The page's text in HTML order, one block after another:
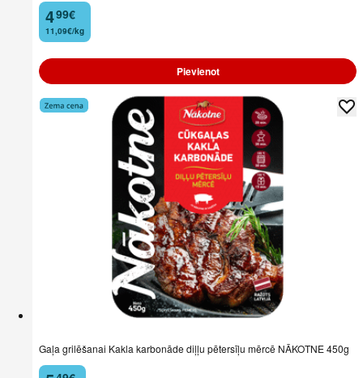
4
. 99€
11,09€/kg
Pievienot
Gaļa grilēšanai Kakla karbonāde diļļu pētersīļu mērcē NĀKOTNE 450g